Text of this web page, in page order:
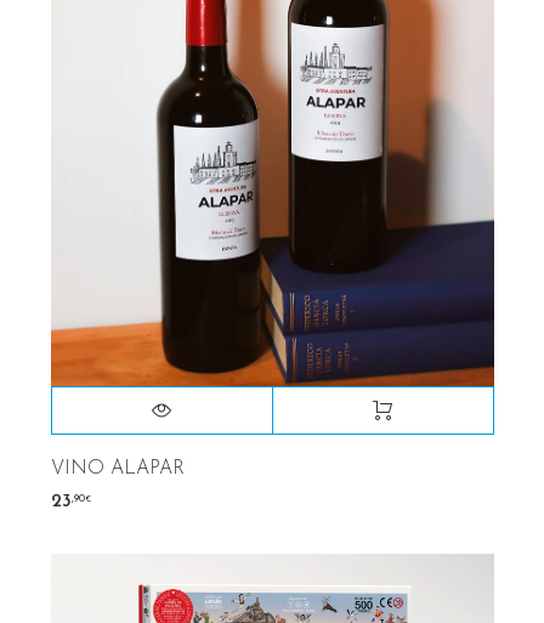
VINO ALAPAR
23,90€